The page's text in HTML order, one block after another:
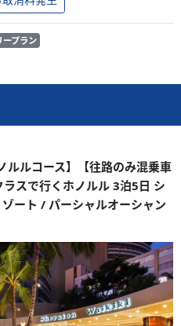
ープラン
ルルコース】【往路のみ混乗車
スで行くホノルル 3泊5日 シ
ート / パーシャルオーシャン